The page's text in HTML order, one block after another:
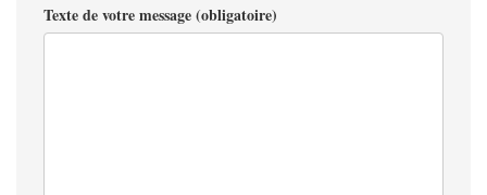
Texte de votre message (obligatoire)